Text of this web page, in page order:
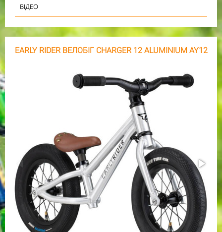
ВІДЕО
EARLY RIDER ВЕЛОБІГ CHARGER 12 ALUMINIUM AY12